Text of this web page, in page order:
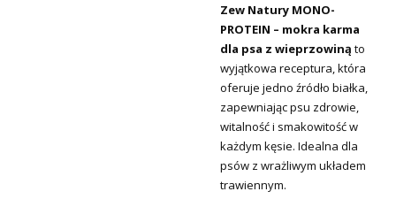
Zew Natury MONO-
PROTEIN – mokra karma
dla psa z wieprzowiną to
wyjątkowa receptura, która
oferuje jedno źródło białka,
zapewniając psu zdrowie,
witalność i smakowitość w
każdym kęsie. Idealna dla
psów z wrażliwym układem
trawiennym.